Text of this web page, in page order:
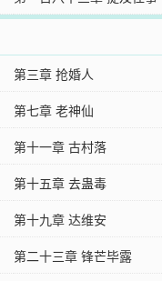
第三章 抢婚人
第七章 老神仙
第十一章 古村落
第十五章 去蛊毒
第十九章 达维安
第二十三章 锋芒毕露